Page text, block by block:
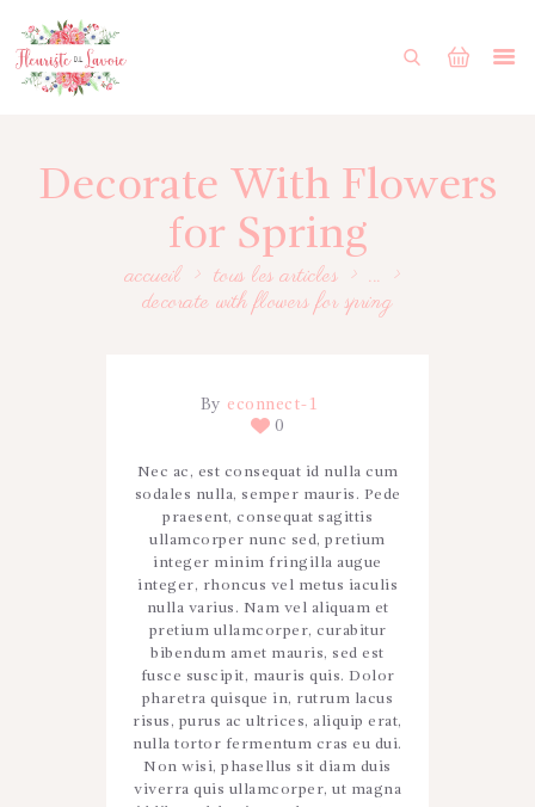
Decorate With Flowers
for Spring
accueil tous les articles
...
decorate with flowers for spring
FORMULAIRE DE MARIAGE
PORTFOLIO
MON COMPTE
By econnect-1
0
Nec ac, est consequat id nulla cum
sodales nulla, semper mauris. Pede
praesent, consequat sagittis
ullamcorper nunc sed, pretium
integer minim fringilla augue
integer, rhoncus vel metus iaculis
nulla varius. Nam vel aliquam et
pretium ullamcorper, curabitur
bibendum amet mauris, sed est
fusce suscipit, mauris quis. Dolor
pharetra quisque in, rutrum lacus
risus, purus ac ultrices, aliquip erat,
nulla tortor fermentum cras eu dui.
Non wisi, phasellus sit diam duis
viverra quis ullamcorper, ut magna